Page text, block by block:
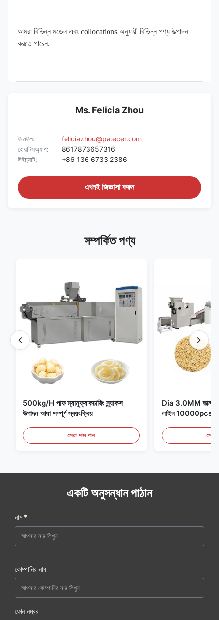
আমরা বিভিন্ন মডেল এবং collocations অনুযায়ী বিভিন্ন পণ্য উত্পাদন
করতে পারেন.
Ms. Felicia Zhou
ইমেইল:
feliciazhou@pa.ecer.com
হোয়াটসঅ্যাপ:
8617873657316
উইচ্যাট:
+86 136 6733 2386
এখনই জিজ্ঞাসা করুন
সম্পর্কিত পণ্য
500kg/H পাফ ম্যানুফ্যাকচারিং স্ন্যাকস
উত্পাদন আধা সম্পূর্ণ স্বয়ংক্রিয়
সেরা দাম পান
Dia 3.0MM
লাইন 10000pcs/
সেরা
একটি অনুসন্ধান পাঠান
নাম *
কোম্পানির নাম
ফোন নম্বর